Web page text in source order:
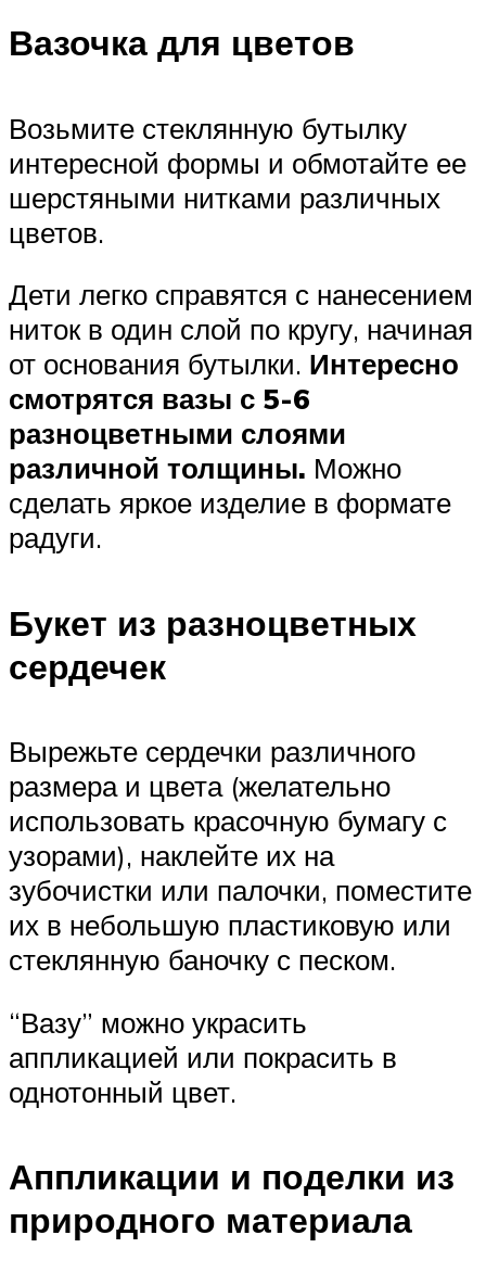
Вазочка для цветов
Возьмите стеклянную бутылку
интересной формы и обмотайте ее
шерстяными нитками различных
цветов.
Дети легко справятся с нанесением
ниток в один слой по кругу, начиная
от основания бутылки. Интересно
смотрятся вазы с 5-6
разноцветными слоями
различной толщины. Можно
сделать яркое изделие в формате
радуги.
Букет из разноцветных
сердечек
Вырежьте сердечки различного
размера и цвета (желательно
использовать красочную бумагу с
узорами), наклейте их на
зубочистки или палочки, поместите
их в небольшую пластиковую или
стеклянную баночку с песком.
“Вазу” можно украсить
аппликацией или покрасить в
однотонный цвет.
Аппликации и поделки из
природного материала